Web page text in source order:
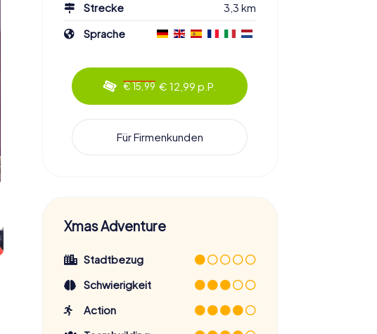
Strecke
3,3 km
Sprache
€ 15,99 € 12,99 p.P.
Für Firmenkunden
Xmas Adventure
Stadtbezug
Schwierigkeit
Action